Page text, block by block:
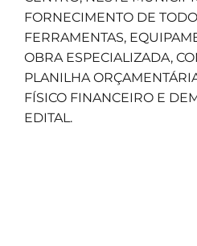
FORNECIMENTO DE
FERRAMENTAS,
OBRA ESPECIALIZADA,
PLANILHA
FÍSICO FINANCEIRO E
EDITAL.